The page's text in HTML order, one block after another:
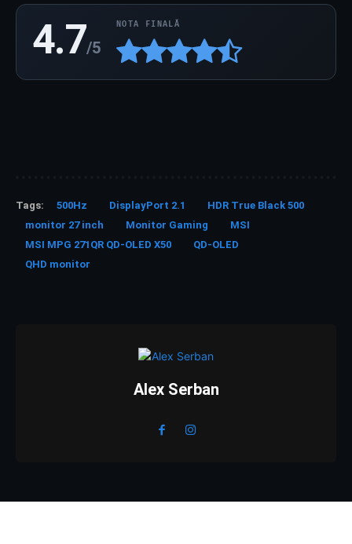
4.7
Tags: 500Hz DisplayPort 2.1
HDR True Black 500
monitor 27 inch
Monitor Gaming
MSI
MSI MPG 271QR QD-OLED X50
QD-OLED
QHD monitor
Alex Serban